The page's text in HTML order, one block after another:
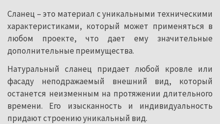
Сланец – это материал с уникальными техническими
характеристиками, который может применяться в
любом проекте, что дает ему значительные
дополнительные преимущества.
Натуральный сланец придает любой кровле или
фасаду неподражаемый внешний вид, который
останется неизменным на протяжении длительного
времени. Его изысканность и индивидуальность
придают строению уникальный вид.